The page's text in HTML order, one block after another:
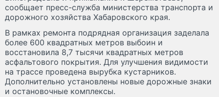
сообщает пресс-служба министерства транспорта и
дорожного хозяйства Хабаровского края.
В рамках ремонта подрядная организация заделала
более 600 квадратных метров выбоин и
восстановила 8,7 тысячи квадратных метров
асфальтового покрытия. Для улучшения видимости
на трассе проведена вырубка кустарников.
Дополнительно установлены новые дорожные знаки
и остановочные комплексы.